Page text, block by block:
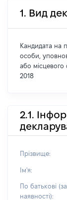
1. Вид
Кандидата на
особи,
або місцевого
2018
2.1.
Прізвище:
Ім'я:
По батькові (за
наявності):